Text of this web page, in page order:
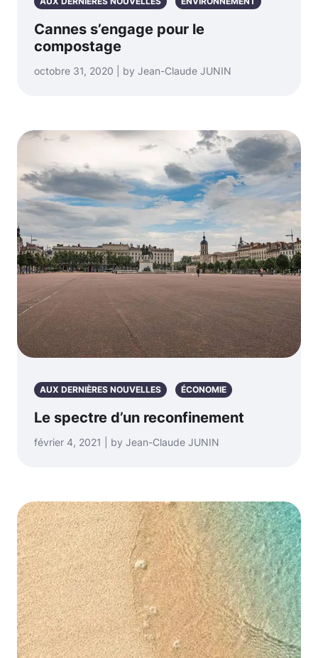
Cannes s’engage pour le
compostage
octobre 31, 2020 | by Jean-Claude JUNIN
AUX DERNIÈRES NOUVELLES ÉCONOMIE
Le spectre d’un reconfinement
février 4, 2021 | by Jean-Claude JUNIN